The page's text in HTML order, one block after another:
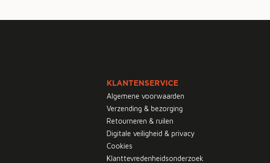
KLANTENSERVICE
Algemene voorwaarden
Verzending & bezorging
Retourneren & ruilen
Digitale veiligheid & privacy
Cookies
Klanttevredenheidsonderzoek